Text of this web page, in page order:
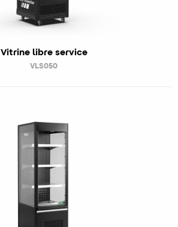
Vitrine libre service
VLS050